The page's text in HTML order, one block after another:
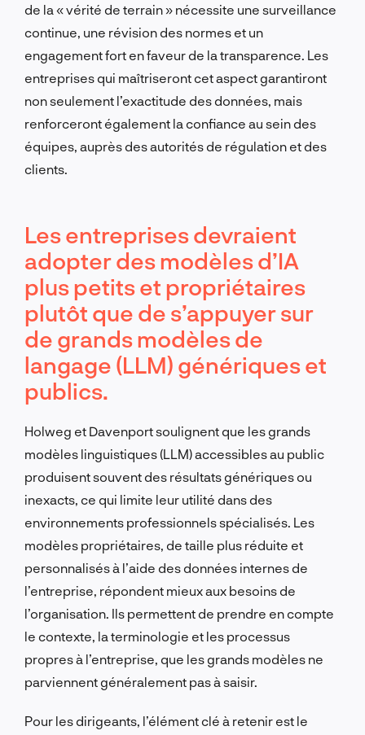
de la « vérité de terrain » nécessite une surveillance
continue, une révision des normes et un
engagement fort en faveur de la transparence. Les
entreprises qui maîtriseront cet aspect garantiront
non seulement l’exactitude des données, mais
renforceront également la confiance au sein des
équipes, auprès des autorités de régulation et des
clients.
Les entreprises devraient
adopter des modèles d’IA
plus petits et propriétaires
plutôt que de s’appuyer sur
de grands modèles de
langage (LLM) génériques et
publics.
Holweg et Davenport soulignent que les grands
modèles linguistiques (LLM) accessibles au public
produisent souvent des résultats génériques ou
inexacts, ce qui limite leur utilité dans des
environnements professionnels spécialisés. Les
modèles propriétaires, de taille plus réduite et
personnalisés à l’aide des données internes de
l’entreprise, répondent mieux aux besoins de
l’organisation. Ils permettent de prendre en compte
le contexte, la terminologie et les processus
propres à l’entreprise, que les grands modèles ne
parviennent généralement pas à saisir.
Pour les dirigeants, l’élément clé à retenir est le